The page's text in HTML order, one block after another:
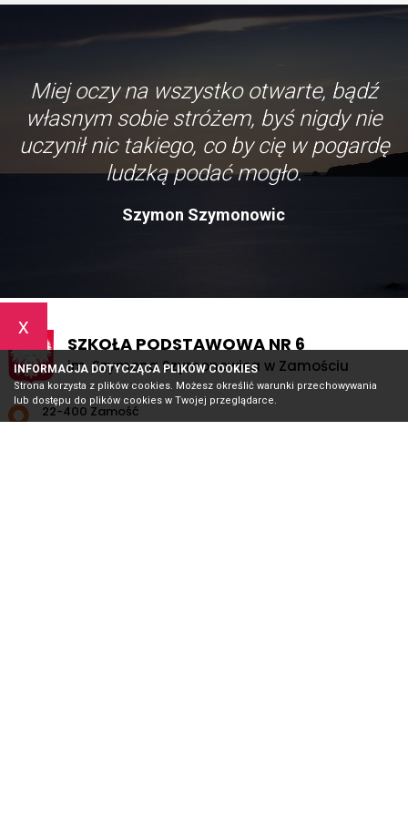
x
INFORMACJA DOTYCZĄCA PLIKÓW COOKIES
Strona korzysta z plików cookies. Możesz określić warunki przechowywania
lub dostępu do plików cookies w Twojej przeglądarce.
Miej oczy na wszystko otwarte, bądź
własnym sobie stróżem, byś nigdy nie
uczynił nic takiego, co by cię w pogardę
ludzką podać mogło.
Szymon Szymonowic
SZKOŁA PODSTAWOWA NR 6
im. Szymona Szymonowica w Zamościu
Adres pocztowy:
22-400 Zamość